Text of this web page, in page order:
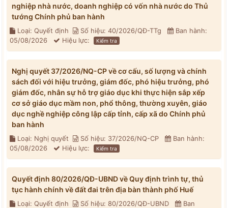
nghiệp nhà nước, doanh nghiệp có vốn nhà nước do Thủ
tướng Chính phủ ban hành
Loại: Quyết định Số hiệu: 40/2026/QĐ-TTg
Ban hành:
05/08/2026
Hiệu lực: Kiểm tra
Nghị quyết 37/2026/NQ-CP về cơ cấu, số lượng và chính
sách đối với hiệu trưởng, giám đốc, phó hiệu trưởng, phó
giám đốc, nhân sự hỗ trợ giáo dục khi thực hiện sắp xếp
cơ sở giáo dục mầm non, phổ thông, thường xuyên, giáo
dục nghề nghiệp công lập cấp tỉnh, cấp xã do Chính phủ
ban hành
Loại: Nghị quyết Số hiệu: 37/2026/NQ-CP
Ban hành:
05/08/2026
Hiệu lực: Kiểm tra
Quyết định 80/2026/QĐ-UBND về Quy định trình tự, thủ
tục hành chính về đất đai trên địa bàn thành phố Huế
Loại: Quyết định Số hiệu: 80/2026/QĐ-UBND
Ban